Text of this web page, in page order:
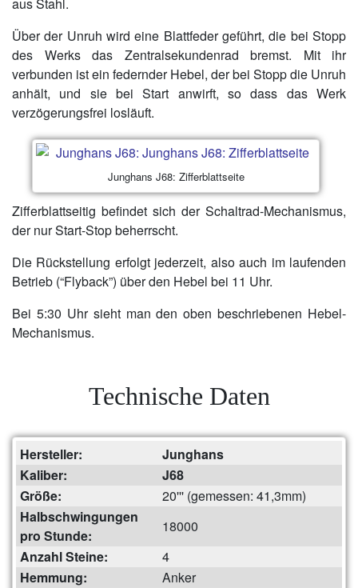
aus Stahl.
Über der Unruh wird eine Blattfeder geführt, die bei Stopp
des Werks das Zentralsekundenrad bremst. Mit ihr
verbunden ist ein federnder Hebel, der bei Stopp die Unruh
anhält, und sie bei Start anwirft, so dass das Werk
verzögerungsfrei losläuft.
Junghans J68: Zifferblattseite
Zifferblattseitig befindet sich der Schaltrad-Mechanismus,
der nur Start-Stop beherrscht.
Die Rückstellung erfolgt jederzeit, also auch im laufenden
Betrieb (“Flyback”) über den Hebel bei 11 Uhr.
Bei 5:30 Uhr sieht man den oben beschriebenen Hebel-
Mechanismus.
Technische Daten
Hersteller:
Junghans
Kaliber:
J68
Größe:
20''' (gemessen: 41,3mm)
Halbschwingungen
pro Stunde:
18000
Anzahl Steine:
4
Hemmung:
Anker